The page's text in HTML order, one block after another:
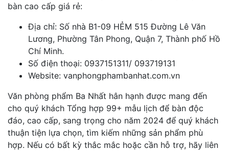
bàn cao cấp giá rẻ:
Địa chỉ: Số nhà B1-09 HẺM 515 Đường Lê Văn
Lương, Phường Tân Phong, Quận 7, Thành phố Hồ
Chí Minh.
Số điện thoại: 0937151311/ 093719131
Website: vanphongphambanhat.com.vn
Văn phòng phẩm Ba Nhất hân hạnh được mang đến
cho quý khách Tổng hợp 99+ mẫu lịch để bàn độc
đáo, cao cấp, sang trọng cho năm 2024 để quý khách
thuận tiện lựa chọn, tìm kiếm những sản phẩm phù
hợp. Nếu có bất kỳ thắc mắc hoặc cần hỗ trợ, hãy liên